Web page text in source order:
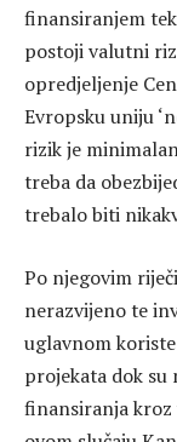
finansiranjem
postoji valutni
opredjeljenje
Evropsku uniju
rizik je
treba da
trebalo biti
Po njegovim
nerazvijeno te
uglavnom
projekata dok
finansiranja kroz